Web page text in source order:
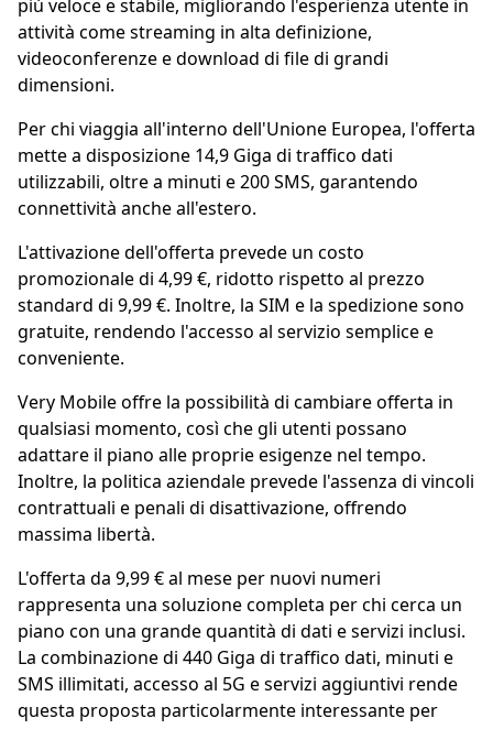
più veloce e stabile, migliorando l'esperienza utente in
attività come streaming in alta definizione,
videoconferenze e download di file di grandi
dimensioni.
Per chi viaggia all'interno dell'Unione Europea, l'offerta
mette a disposizione 14,9 Giga di traffico dati
utilizzabili, oltre a minuti e 200 SMS, garantendo
connettività anche all'estero.
L'attivazione dell'offerta prevede un costo
promozionale di 4,99 €, ridotto rispetto al prezzo
standard di 9,99 €. Inoltre, la SIM e la spedizione sono
gratuite, rendendo l'accesso al servizio semplice e
conveniente.
Very Mobile offre la possibilità di cambiare offerta in
qualsiasi momento, così che gli utenti possano
adattare il piano alle proprie esigenze nel tempo.
Inoltre, la politica aziendale prevede l'assenza di vincoli
contrattuali e penali di disattivazione, offrendo
massima libertà.
L'offerta da 9,99 € al mese per nuovi numeri
rappresenta una soluzione completa per chi cerca un
piano con una grande quantità di dati e servizi inclusi.
La combinazione di 440 Giga di traffico dati, minuti e
SMS illimitati, accesso al 5G e servizi aggiuntivi rende
questa proposta particolarmente interessante per